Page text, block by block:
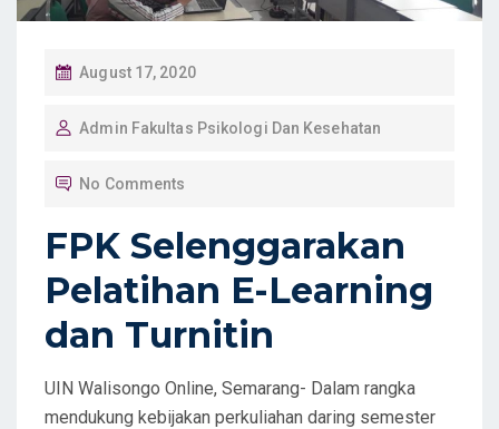
P
S
O
N
August 17, 2020
Admin Fakultas Psikologi Dan Kesehatan
No Comments
FPK Selenggarakan
Pelatihan E-Learning
dan Turnitin
UIN Walisongo Online, Semarang- Dalam rangka
mendukung kebijakan perkuliahan daring semester